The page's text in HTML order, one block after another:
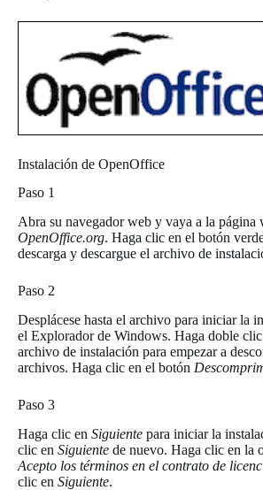
Instalación de OpenOffice
Paso 1
Abra su navegador web y vaya a la página
OpenOffice.org. Haga clic en el botón
descarga y descargue el archivo de
Paso 2
Desplácese hasta el archivo para iniciar la
el Explorador de Windows. Haga doble
archivo de instalación para empezar a
archivos. Haga clic en el botón
Paso 3
Haga clic en Siguiente para iniciar la
clic en Siguiente de nuevo. Haga clic en la
Acepto los términos en el contrato de
clic en Siguiente.